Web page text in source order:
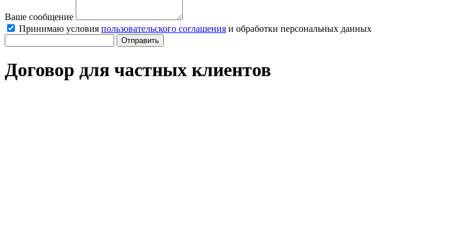
Ваше сообщение
Принимаю условия пользовательского соглашения и обработки персональных данных
Отправить
Договор для частных клиентов